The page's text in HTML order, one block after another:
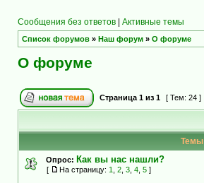
Сообщения без ответов | Активные темы
Список форумов » Наш форум » О форуме
О форуме
Страница 1 из 1 [ Тем: 24 ]
Темы
Опрос: Как вы нас нашли?
[ На страницу: 1 2 3 4 5 ]